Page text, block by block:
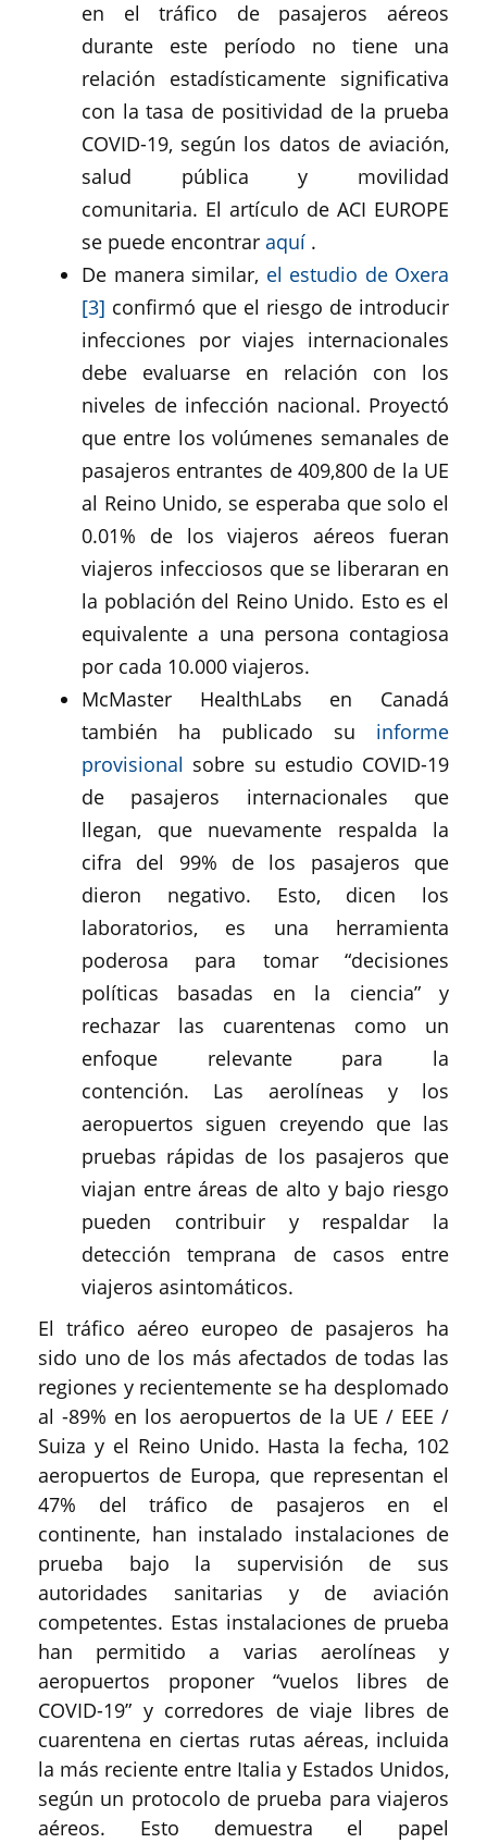
en el tráfico de pasajeros aéreos
durante este período no tiene una
relación estadísticamente significativa
con la tasa de positividad de la prueba
COVID-19, según los datos de aviación,
salud pública y movilidad
comunitaria. El artículo de ACI EUROPE
se puede encontrar aquí .
De manera similar, el estudio de Oxera
[3] confirmó que el riesgo de introducir
infecciones por viajes internacionales
debe evaluarse en relación con los
niveles de infección nacional. Proyectó
que entre los volúmenes semanales de
pasajeros entrantes de 409,800 de la UE
al Reino Unido, se esperaba que solo el
0.01% de los viajeros aéreos fueran
viajeros infecciosos que se liberaran en
la población del Reino Unido. Esto es el
equivalente a una persona contagiosa
por cada 10.000 viajeros.
McMaster HealthLabs en Canadá
también ha publicado su informe
provisional sobre su estudio COVID-19
de pasajeros internacionales que
llegan, que nuevamente respalda la
cifra del 99% de los pasajeros que
dieron negativo. Esto, dicen los
laboratorios, es una herramienta
poderosa para tomar “decisiones
políticas basadas en la ciencia” y
rechazar las cuarentenas como un
enfoque relevante para la
contención. Las aerolíneas y los
aeropuertos siguen creyendo que las
pruebas rápidas de los pasajeros que
viajan entre áreas de alto y bajo riesgo
pueden contribuir y respaldar la
detección temprana de casos entre
viajeros asintomáticos.
El tráfico aéreo europeo de pasajeros ha
sido uno de los más afectados de todas las
regiones y recientemente se ha desplomado
al -89% en los aeropuertos de la UE / EEE /
Suiza y el Reino Unido. Hasta la fecha, 102
aeropuertos de Europa, que representan el
47% del tráfico de pasajeros en el
continente, han instalado instalaciones de
prueba bajo la supervisión de sus
autoridades sanitarias y de aviación
competentes. Estas instalaciones de prueba
han permitido a varias aerolíneas y
aeropuertos proponer “vuelos libres de
COVID-19” y corredores de viaje libres de
cuarentena en ciertas rutas aéreas, incluida
la más reciente entre Italia y Estados Unidos,
según un protocolo de prueba para viajeros
aéreos. Esto demuestra el papel